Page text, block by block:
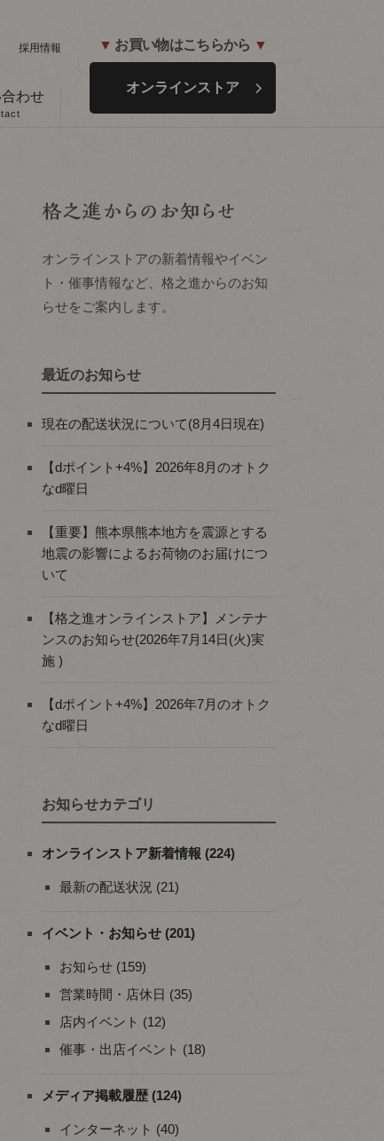
採用情報
わせ
▼ お買い物はこちらから ▼
オンラインストア
オンラインストアの新着情報やイベン
ト・催事情報など、格之進からのお知
らせをご案内します。
最近のお知らせ
現在の配送状況について(8月4日現在)
【dポイント+4%】2026年8月のオトク
なd曜日
【重要】熊本県熊本地方を震源とする
地震の影響によるお荷物のお届けにつ
いて
【格之進オンラインストア】メンテナ
ンスのお知らせ(2026年7月14日(火)実
施 )
【dポイント+4%】2026年7月のオトク
なd曜日
お知らせカテゴリ
オンラインストア新着情報 (224)
最新の配送状況 (21)
イベント・お知らせ (201)
お知らせ (159)
営業時間・店休日 (35)
店内イベント (12)
催事・出店イベント (18)
メディア掲載履歴 (124)
インターネット (40)